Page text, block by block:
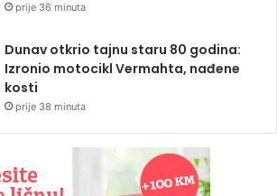
prije 36 minuta
Dunav otkrio tajnu staru 80 godina:
Izronio motocikl Vermahta, nađene
kosti
prije 38 minuta